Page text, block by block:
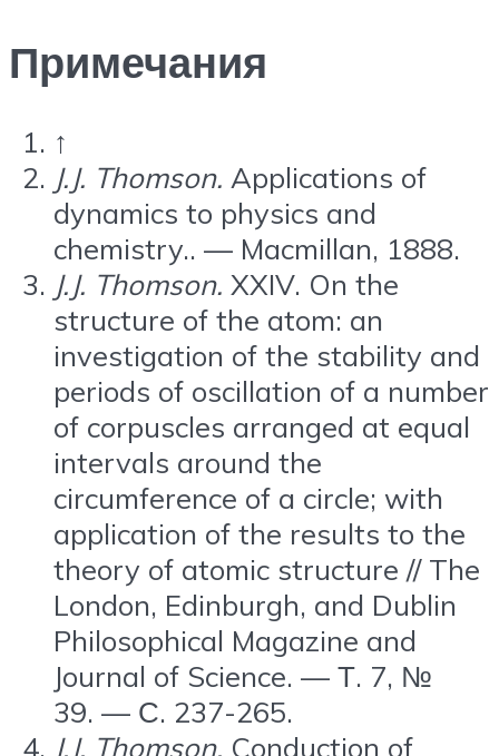
Примечания
↑
J.J. Thomson. Applications of
dynamics to physics and
chemistry.. — Macmillan, 1888.
J.J. Thomson. XXIV. On the
structure of the atom: an
investigation of the stability and
periods of oscillation of a number
of corpuscles arranged at equal
intervals around the
circumference of a circle; with
application of the results to the
theory of atomic structure // The
London, Edinburgh, and Dublin
Philosophical Magazine and
Journal of Science. — Т. 7, №
39. — С. 237-265.
J.J. Thomson. Conduction of